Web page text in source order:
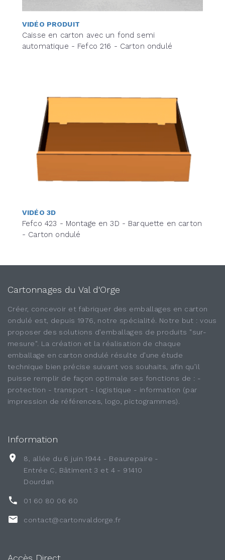
VIDÉO PRODUIT
Caisse en carton avec un fond semi
automatique - Fefco 216 - Carton ondulé
VIDÉO 3D
Fefco 423 - Montage en 3D - Barquette en carton
- Carton ondulé
Cartonnages du Val d'Orge
Créer, concevoir et fabriquer des emballages en carton
ondulé est, depuis 1976, notre spécialité. Notre but : vous
proposer des solutions d’emballages de produits "sur-
mesure". La création et la réalisation de chaque
emballage en carton ondulé résulte d’une étude
technique bien précise suivant vos souhaits, afin qu’il
puisse remplir de façon optimale ses fonctions de : -
protection - transport - logistique - information (par
impression de références, logo, pictogrammes).
Information
8, allée du 6 juin 1944 - Beaurepaire -
Entrée C, Bâtiment 3 et 4 - 91410
Dourdan
01 60 80 06 60
contact@cartonvaldorge.fr
Accès Direct